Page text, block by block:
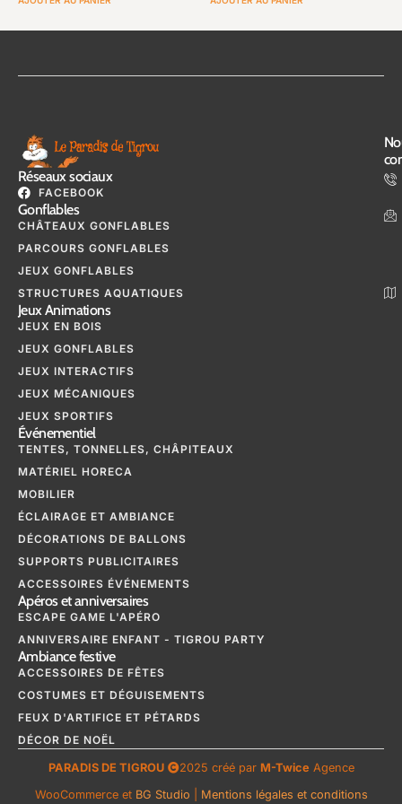
Réseaux sociaux
FACEBOOK
Gonflables
CHÂTEAUX GONFLABLES
PARCOURS GONFLABLES
JEUX GONFLABLES
STRUCTURES AQUATIQUES
Jeux Animations
JEUX EN BOIS
JEUX GONFLABLES
JEUX INTERACTIFS
JEUX MÉCANIQUES
JEUX SPORTIFS
Événementiel
TENTES, TONNELLES, CHÂPITEAUX
MATÉRIEL HORECA
MOBILIER
ÉCLAIRAGE ET AMBIANCE
DÉCORATIONS DE BALLONS
SUPPORTS PUBLICITAIRES
ACCESSOIRES ÉVÉNEMENTS
Apéros et anniversaires
ESCAPE GAME L'APÉRO
ANNIVERSAIRE ENFANT - TIGROU PARTY
Ambiance festive
ACCESSOIRES DE FÊTES
COSTUMES ET DÉGUISEMENTS
FEUX D'ARTIFICE ET PÉTARDS
DÉCOR DE NOËL
PARADIS DE TIGROU 2025 créé par M-Twice Agence
WooCommerce et BG Studio
Mentions légales et conditions